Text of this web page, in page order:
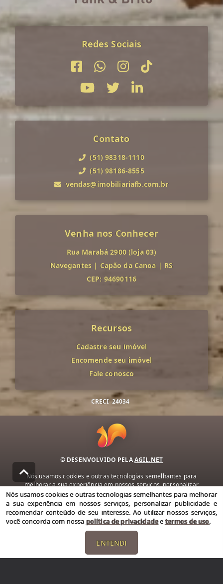
Redes Sociais
Contato
(51) 98318-1110
(51) 98186-8555
vendas@imobiliariafb.com.br
Venha nos Conhecer
Rua Marabá 2900 (loja 03)
Navegantes | Capão da Canoa | RS
CEP: 94690116
Recursos
Cadastre seu imóvel
Encomende seu imóvel
Fale conosco
CRECI 24034
© DESENVOLVIDO PELAAGIL.NET
Nós usamos cookies e outras tecnologias semelhantes para
melhorar a sua experiência em nossos serviços, personalizar
publicidade e recomendar conteúdo de seu interesse. Ao utilizar
nossos serviços, você concorda com nossa política de privacidade e
termos de uso.
Política de Privacidade Termos de uso
Nós usamos cookies e outras tecnologias semelhantes para melhorar
a sua experiência em nossos serviços, personalizar publicidade e
recomendar conteúdo de seu interesse. Ao utilizar nossos serviços,
você concorda com nossa política de privacidadeetermos de uso.
ENTENDI